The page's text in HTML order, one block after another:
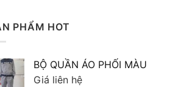
PHẨM HOT
BỘ QUẦN ÁO PHỐI MÀU
Giá liên hệ